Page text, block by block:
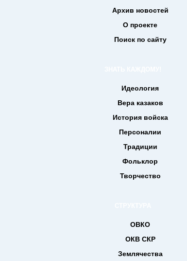
Архив новостей
О проекте
Поиск по сайту
Идеология
Вера казаков
История войска
Персоналии
Традиции
Фольклор
Творчество
ОВКО
ОКВ СКР
Землячества